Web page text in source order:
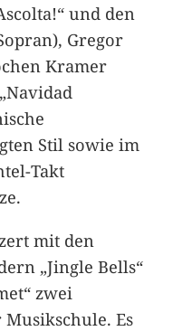
und den
Gregor
Kramer
Stil sowie im
Takt
mit den
„Jingle Bells“
zwei
Es